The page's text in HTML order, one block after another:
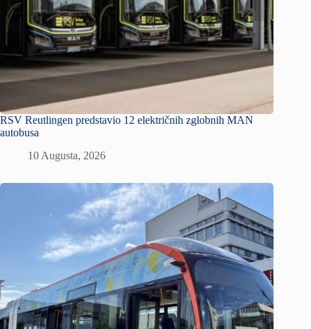
RSV Reutlingen predstavio 12 električnih zglobnih MAN
autobusa
10 Augusta, 2026